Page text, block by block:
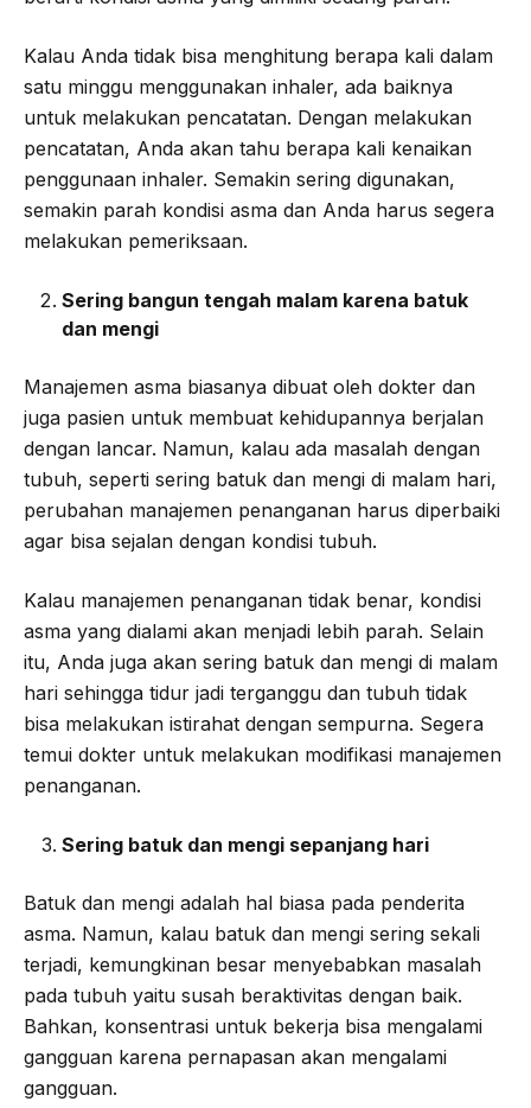
Kalau Anda tidak bisa menghitung berapa kali dalam
satu minggu menggunakan inhaler, ada baiknya
untuk melakukan pencatatan. Dengan melakukan
pencatatan, Anda akan tahu berapa kali kenaikan
penggunaan inhaler. Semakin sering digunakan,
semakin parah kondisi asma dan Anda harus segera
melakukan pemeriksaan.
Sering bangun tengah malam karena batuk
dan mengi
Manajemen asma biasanya dibuat oleh dokter dan
juga pasien untuk membuat kehidupannya berjalan
dengan lancar. Namun, kalau ada masalah dengan
tubuh, seperti sering batuk dan mengi di malam hari,
perubahan manajemen penanganan harus diperbaiki
agar bisa sejalan dengan kondisi tubuh.
Kalau manajemen penanganan tidak benar, kondisi
asma yang dialami akan menjadi lebih parah. Selain
itu, Anda juga akan sering batuk dan mengi di malam
hari sehingga tidur jadi terganggu dan tubuh tidak
bisa melakukan istirahat dengan sempurna. Segera
temui dokter untuk melakukan modifikasi manajemen
penanganan.
Sering batuk dan mengi sepanjang hari
Batuk dan mengi adalah hal biasa pada penderita
asma. Namun, kalau batuk dan mengi sering sekali
terjadi, kemungkinan besar menyebabkan masalah
pada tubuh yaitu susah beraktivitas dengan baik.
Bahkan, konsentrasi untuk bekerja bisa mengalami
gangguan karena pernapasan akan mengalami
gangguan.